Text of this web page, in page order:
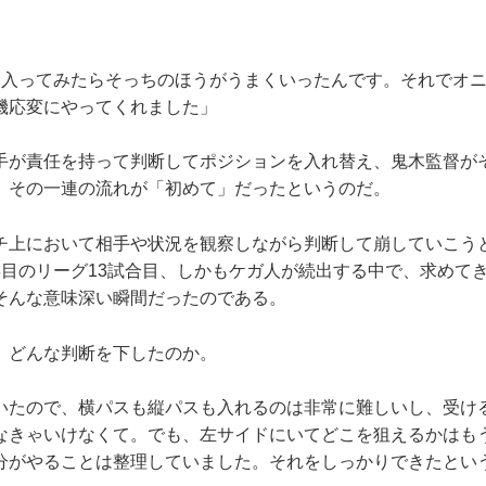
ってみたらそっちのほうがうまくいったんです。それでオ
変にやってくれました」
責任を持って判断してポジションを入れ替え、鬼木監督が
の一連の流れが「初めて」だったというのだ。
において相手や状況を観察しながら判断して崩していこう
のリーグ13試合目、しかもケガ人が続出する中で、求めて
な意味深い瞬間だったのである。
んな判断を下したのか。
たので、横パスも縦パスも入れるのは非常に難しいし、受け
きゃいけなくて。でも、左サイドにいてどこを狙えるかはも
がやることは整理していました。それをしっかりできたとい